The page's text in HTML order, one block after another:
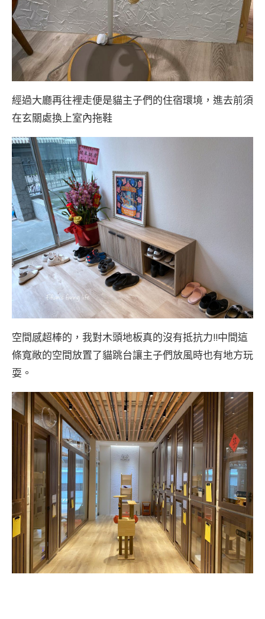
經過大廳再往裡走便是貓主子們的住宿環境，進去前須
在玄關處換上室內拖鞋
空間感超棒的，我對木頭地板真的沒有抵抗力!!中間這
條寬敞的空間放置了貓跳台讓主子們放風時也有地方玩
耍。